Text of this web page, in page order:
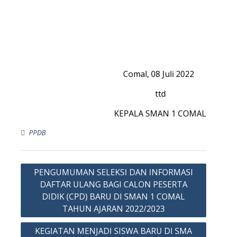
Comal, 08 Juli 2022
ttd
KEPALA SMAN 1 COMAL
PPDB
PENGUMUMAN SELEKSI DAN INFORMASI
DAFTAR ULANG BAGI CALON PESERTA
DIDIK (CPD) BARU DI SMAN 1 COMAL
TAHUN AJARAN 2022/2023
KEGIATAN MENJADI SISWA BARU DI SMA